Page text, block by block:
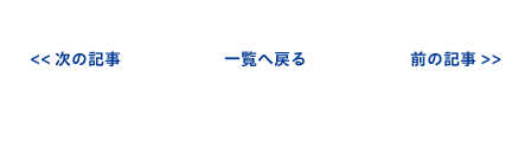
<< 次の記事 一覧へ戻る 前の記事 >>